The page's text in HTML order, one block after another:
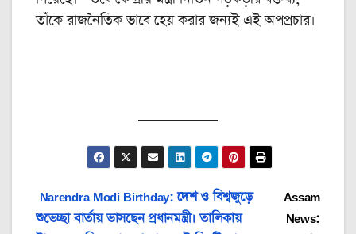
তাঁকে রাজনৈতিক ভাবে হেয় করার জন্যই এই অপপ্রচার।
Post
Assam
News:
Narendra Modi Birthday: দেশ ও বিশ্বজুড়ে
শুভেচ্ছা বার্তায় ভাসছেন প্রধানমন্ত্রী। তালিকায়